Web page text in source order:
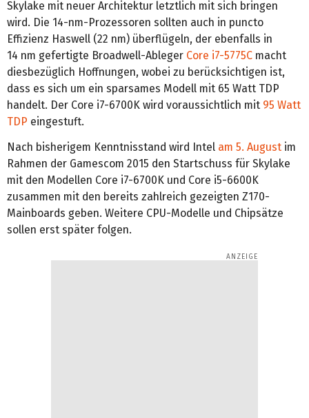
Skylake mit neuer Architektur letztlich mit sich bringen
wird. Die 14-nm-Prozessoren sollten auch in puncto
Effizienz Haswell (22 nm) überflügeln, der ebenfalls in
14 nm gefertigte Broadwell-Ableger Core i7-5775C macht
diesbezüglich Hoffnungen, wobei zu berücksichtigen ist,
dass es sich um ein sparsames Modell mit 65 Watt TDP
handelt. Der Core i7-6700K wird voraussichtlich mit 95 Watt
TDP eingestuft.
Nach bisherigem Kenntnisstand wird Intel am 5. August im
Rahmen der Gamescom 2015 den Startschuss für Skylake
mit den Modellen Core i7-6700K und Core i5-6600K
zusammen mit den bereits zahlreich gezeigten Z170-
Mainboards geben. Weitere CPU-Modelle und Chipsätze
sollen erst später folgen.